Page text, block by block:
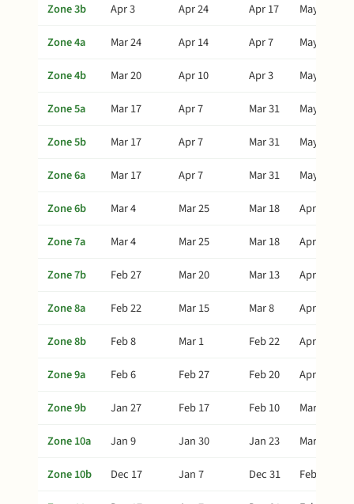
Zone 3b
Apr 3 Apr 24 Apr 17
May 29
Zone 4a
Mar 24 Apr 14 Apr 7
May 19
Zone 4b
Mar 20 Apr 10 Apr 3
May 15
Zone 5a
Mar 17 Apr 7 Mar 31
May 12
Zone 5b
Mar 17 Apr 7 Mar 31
May 12
Zone 6a
Mar 17 Apr 7 Mar 31
May 12
Zone 6b
Mar 4 Mar 25 Mar 18
Apr 29
Zone 7a
Mar 4 Mar 25 Mar 18
Apr 29
Zone 7b
Feb 27 Mar 20 Mar 13
Apr 24
Zone 8a
Feb 22 Mar 15 Mar 8
Apr 19
Zone 8b
Feb 8 Mar 1 Feb 22
Apr 5
Zone 9a
Feb 6 Feb 27 Feb 20
Apr 3
Zone 9b
Jan 27 Feb 17 Feb 10
Mar 24
Zone 10a
Jan 9 Jan 30 Jan 23
Mar 6
Zone 10b
Dec 17 Jan 7 Dec 31
Feb 11